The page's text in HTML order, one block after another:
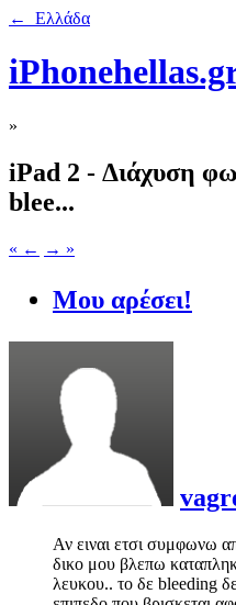
← Ελλάδα
»
iPad 2 - Διάχυση
blee...
« ← → »
Μου αρέσει!
Αν ειναι ετσι συμφωνω
δικο μου βλεπω
λευκου.. το δε bleeding